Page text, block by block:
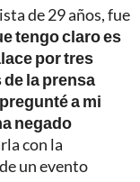
de 29 años, fue
tengo claro es
por tres
la prensa
a mi
negado
con la
un evento